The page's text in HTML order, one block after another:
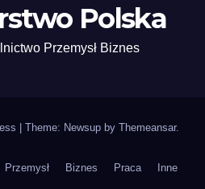
Polska
Przemysł Biznes
| Theme: Newsup by Themeansar.
Przemysł Biznes Praca Inne